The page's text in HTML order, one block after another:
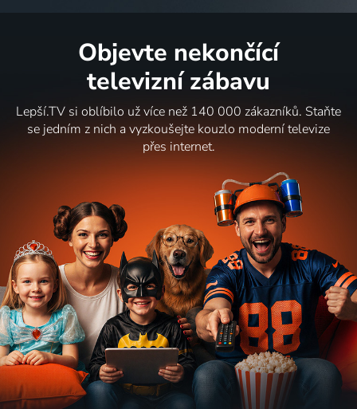
Objevte nekončící
televizní zábavu
Lepší.TV si oblíbilo už více než 140 000 zákazníků. Staňte
se jedním z nich a vyzkoušejte kouzlo moderní televize
přes internet.